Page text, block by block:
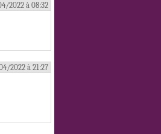
2022 à 08:32
2022 à 21:27